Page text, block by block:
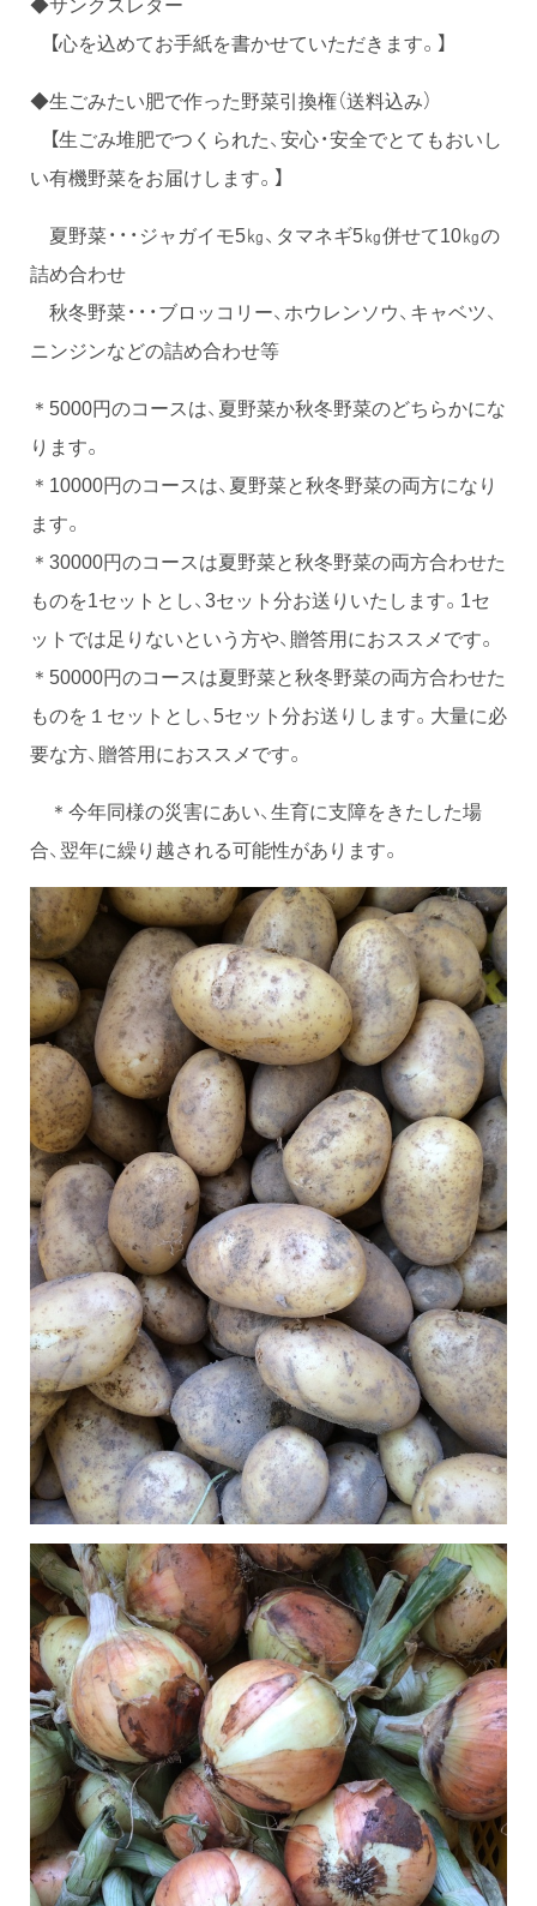
【心を込めてお手紙を書かせていただきます。】
◆生ごみたい肥で作った野菜引換権（送料込み）
【生ごみ堆肥でつくられた、安心・安全でとてもおいし
い有機野菜をお届けします。】
夏野菜・・・ジャガイモ5㎏、タマネギ5㎏併せて10㎏の
詰め合わせ
秋冬野菜・・・ブロッコリー、ホウレンソウ、キャベツ、
ニンジンなどの詰め合わせ等
＊5000円のコースは、夏野菜か秋冬野菜のどちらかにな
ります。
＊10000円のコースは、夏野菜と秋冬野菜の両方になり
ます。
＊30000円のコースは夏野菜と秋冬野菜の両方合わせた
ものを1セットとし、3セット分お送りいたします。1セ
ットでは足りないという方や、贈答用におススメです。
＊50000円のコースは夏野菜と秋冬野菜の両方合わせた
ものを１セットとし、5セット分お送りします。大量に必
要な方、贈答用におススメです。
＊今年同様の災害にあい、生育に支障をきたした場
合、翌年に繰り越される可能性があります。